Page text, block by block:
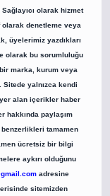
olarak hizmet
denetleme veya
üyelerimiz yazdıkları
olarak bu sorumluluğu
marka, kurum veya
Sitede yalnızca kendi
yer alan içerikler haber
hakkında paylaşım
tamamen
ücretsiz bir bilgi
aykırı olduğunu
adresine
sitemizden